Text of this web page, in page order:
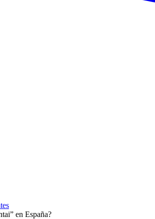
en España?